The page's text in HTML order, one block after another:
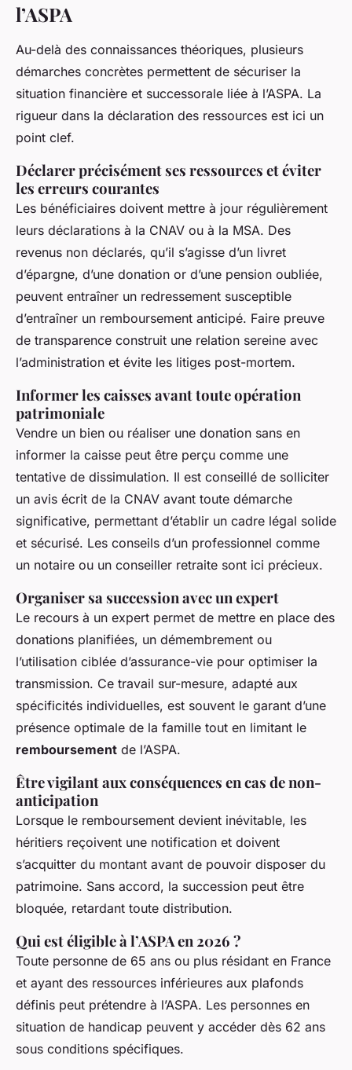
l’ASPA
Au-delà des connaissances théoriques, plusieurs
démarches concrètes permettent de sécuriser la
situation financière et successorale liée à l’ASPA. La
rigueur dans la déclaration des ressources est ici un
point clef.
Déclarer précisément ses ressources et éviter
les erreurs courantes
Les bénéficiaires doivent mettre à jour régulièrement
leurs déclarations à la CNAV ou à la MSA. Des
revenus non déclarés, qu’il s’agisse d’un livret
d’épargne, d’une donation or d’une pension oubliée,
peuvent entraîner un redressement susceptible
d’entraîner un remboursement anticipé. Faire preuve
de transparence construit une relation sereine avec
l’administration et évite les litiges post-mortem.
Informer les caisses avant toute opération
patrimoniale
Vendre un bien ou réaliser une donation sans en
informer la caisse peut être perçu comme une
tentative de dissimulation. Il est conseillé de solliciter
un avis écrit de la CNAV avant toute démarche
significative, permettant d’établir un cadre légal solide
et sécurisé. Les conseils d’un professionnel comme
un notaire ou un conseiller retraite sont ici précieux.
Organiser sa succession avec un expert
Le recours à un expert permet de mettre en place des
donations planifiées, un démembrement ou
l’utilisation ciblée d’assurance-vie pour optimiser la
transmission. Ce travail sur-mesure, adapté aux
spécificités individuelles, est souvent le garant d’une
présence optimale de la famille tout en limitant le
remboursement de l’ASPA.
Être vigilant aux conséquences en cas de non-
anticipation
Lorsque le remboursement devient inévitable, les
héritiers reçoivent une notification et doivent
s’acquitter du montant avant de pouvoir disposer du
patrimoine. Sans accord, la succession peut être
bloquée, retardant toute distribution.
Qui est éligible à l’ASPA en 2026 ?
Toute personne de 65 ans ou plus résidant en France
et ayant des ressources inférieures aux plafonds
définis peut prétendre à l’ASPA. Les personnes en
situation de handicap peuvent y accéder dès 62 ans
sous conditions spécifiques.